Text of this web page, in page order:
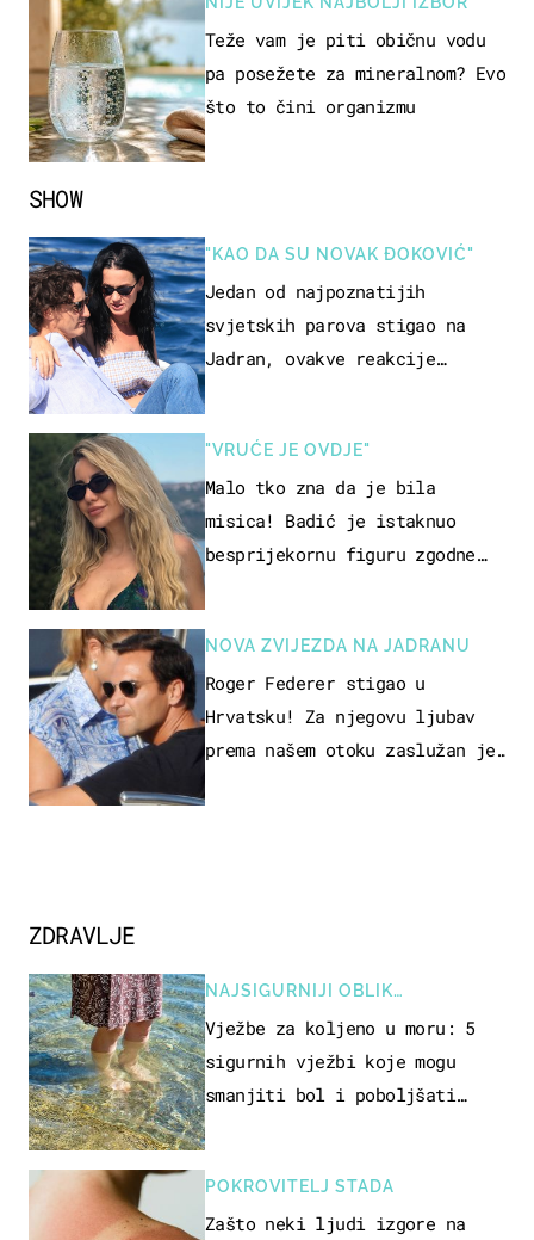
SHOW
"KAO DA SU NOVAK ĐOKOVIĆ"
Jedan od najpoznatijih
svjetskih parova stigao na
Jadran, ovakve reakcije
"VRUĆE JE OVDJE"
Malo tko zna da je bila
misica! Badić je istaknuo
besprijekornu figuru zgodne
NOVA ZVIJEZDA NA JADRANU
Roger Federer stigao u
Hrvatsku! Za njegovu ljubav
prema našem otoku zaslužan je
ZDRAVLJE
NAJSIGURNIJI OBLIK
REKREACIJE
Vježbe za koljeno u moru: 5
sigurnih vježbi koje mogu
smanjiti bol i poboljšati
POKROVITELJ STADA
Zašto neki ljudi izgore na
Teže vam je piti običnu vodu
pa posežete za mineralnom? Evo
što to čini organizmu